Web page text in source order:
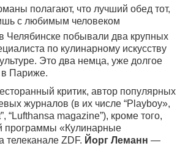
полагают, что лучший обед тот,
с любимым человеком
Челябинске побывали два крупных
по кулинарному искусству
Это два немца, уже долгое
Париже.
критик, автор популярных
журналов (в их числе “Playboy»,
“Lufthansa magazine”), кроме того,
программы «Кулинарные
телеканале ZDF. Йорг Леманн —